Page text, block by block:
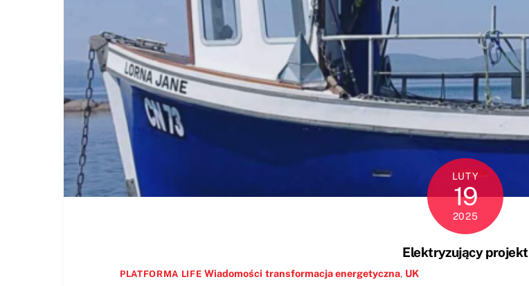
LUTY
19
2025
Elektryzujący projekt
PLATFORMA LIFE Wiadomości transformacja energetyczna, UK